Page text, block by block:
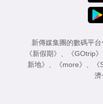
新傳媒集團的數碼平
《新假期》
《GOtrip》
新地》
《more》
濟